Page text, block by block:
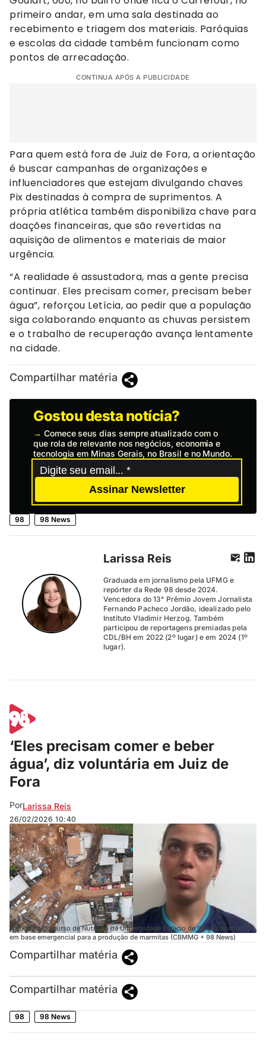
primeiro andar, em uma sala destinada ao
recebimento e triagem dos materiais. Paróquias
e escolas da cidade também funcionam como
pontos de arrecadação.
CONTINUA APÓS A PUBLICIDADE
Para quem está fora de Juiz de Fora, a orientação
é buscar campanhas de organizações e
influenciadores que estejam divulgando chaves
Pix destinadas à compra de suprimentos. A
própria atlética também disponibiliza chave para
doações financeiras, que são revertidas na
aquisição de alimentos e materiais de maior
urgência.
“A realidade é assustadora, mas a gente precisa
continuar. Eles precisam comer, precisam beber
água”, reforçou Letícia, ao pedir que a população
siga colaborando enquanto as chuvas persistem
e o trabalho de recuperação avança lentamente
na cidade.
Compartilhar matéria
Gostou desta notícia?
→ Comece seus dias sempre atualizado com o
que rola de relevante nos negócios, economia e
tecnologia em Minas Gerais, no Brasil e no Mundo.
Assinar Newsletter
98 98 News
Larissa Reis
Graduada em jornalismo pela UFMG e
repórter da Rede 98 desde 2024.
Vencedora do 13° Prêmio Jovem Jornalista
Fernando Pacheco Jordão, idealizado pelo
Instituto Vladimir Herzog. Também
participou de reportagens premiadas pela
CDL/BH em 2022 (2º lugar) e em 2024 (1º
lugar).
‘Eles precisam comer e beber
água’, diz voluntária em Juiz de
Fora
PorLarissa Reis
26/02/2026 10:40
A cozinha do curso de Nutrição da Universidade Estácio de Sá se transformou
em base emergencial para a produção de marmitas (CBMMG + 98 News)
Compartilhar matéria
Compartilhar matéria
98 98 News